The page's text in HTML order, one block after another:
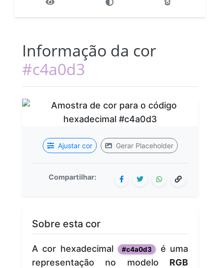
Informação da cor
#c4a0d3
Ajustar cor Gerar Placeholder
Compartilhar:
Sobre esta cor
A cor hexadecimal #c4a0d3
é uma
representação no modelo RGB